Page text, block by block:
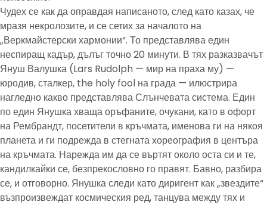
Чудех се как да оправдая написаното, след като казах, че
мразя некролозите, и се сетих за началото на
„Веркмайстерски хармонии“. То представлява един
неспиращ кадър, дълъг точно 20 минути. В тях разказвачът
Януш Валушка (Lars Rudolph — мир на праха му) —
юродив, сталкер, the holy fool на града — илюстрира
нагледно какво представлява Слънчевата система. Един
по един Янушка хваща оръфаните, очукани, като в офорт
на Рембрандт, посетители в кръчмата, именова ги на някоя
планета и ги подрежда в стегната хореография в центъра
на кръчмата. Нарежда им да се въртят около оста си и те,
кандилкайки се, безпрекословно го правят. Бавно, разбира
се, и отговорно. Янушка следи като диригент как „звездите“
възпроизвеждат космическия ред, танцува между тях и